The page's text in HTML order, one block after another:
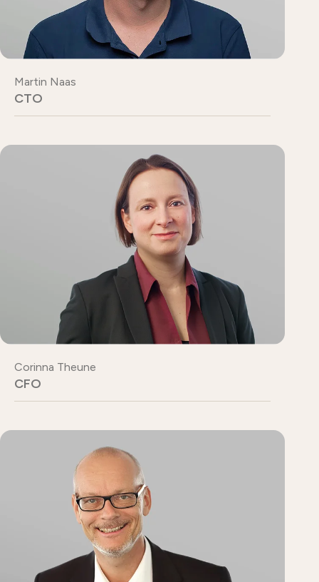
Martin Naas
CTO
Corinna Theune
CFO